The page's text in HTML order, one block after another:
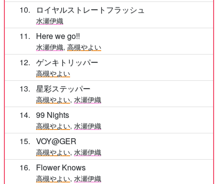
10 ロイヤルストレートフラッシュ
水瀬伊織
11 Here we go!!
水瀬伊織, 高槻やよい
12 ゲンキトリッパー
高槻やよい
13 星彩ステッパー
高槻やよい, 水瀬伊織
14 99 Nights
高槻やよい, 水瀬伊織
15 VOY@GER
高槻やよい, 水瀬伊織
16 Flower Knows
高槻やよい, 水瀬伊織